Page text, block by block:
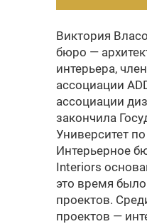
Виктория
бюро —
интерьера,
ассоциации
ассоциации
закончила
Университет
Интерьерное
Interiors
это время
проектов.
проектов —